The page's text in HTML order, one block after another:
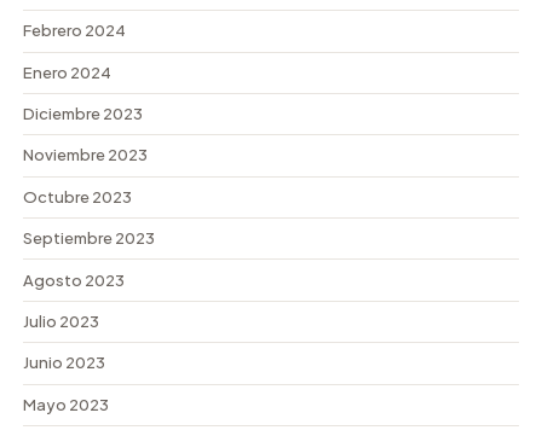
Febrero 2024
Enero 2024
Diciembre 2023
Noviembre 2023
Octubre 2023
Septiembre 2023
Agosto 2023
Julio 2023
Junio 2023
Mayo 2023